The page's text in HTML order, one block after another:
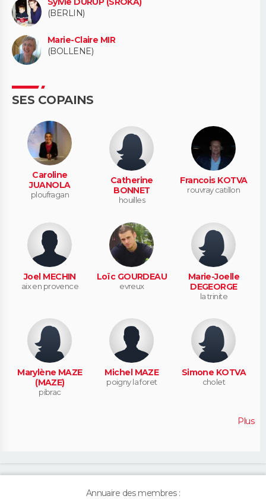
(BERLIN)
Marie-Claire MIR
(BOLLENE)
SES COPAINS
Caroline
JUANOLA
ploufragan
Catherine
BONNET
houilles
Francois KOTVA
rouvray catillon
Joel MECHIN
aix en provence
Loïc GOURDEAU
evreux
Marie-Joelle
DEGEORGE
la trinite
Marylène MAZE
(MAZE)
pibrac
Michel MAZE
poigny la foret
Simone KOTVA
cholet
Plus
Annuaire des membres :